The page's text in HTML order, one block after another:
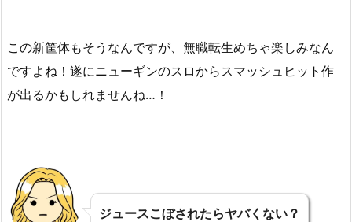
この新筐体もそうなんですが、無職転生めちゃ楽しみなん
ですよね！遂にニューギンのスロからスマッシュヒット作
が出るかもしれませんね…！
ジュースこぼされたらヤバくない？